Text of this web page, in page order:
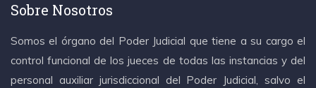
Sobre Nosotros
Somos el órgano del Poder Judicial que tiene a su cargo el
control funcional de los jueces de todas las instancias y del
personal auxiliar jurisdiccional del Poder Judicial, salvo el